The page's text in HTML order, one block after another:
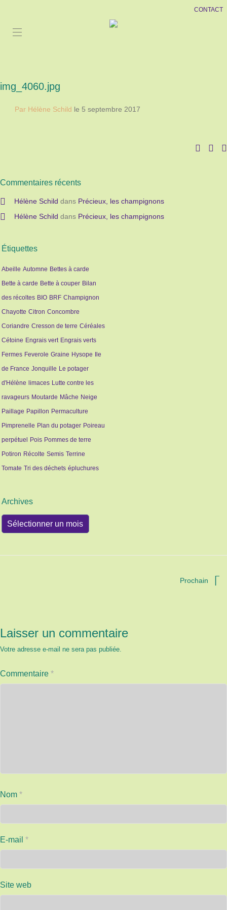
CONTACT
img_4060.jpg
Par Hélène Schild le 5 septembre 2017
Commentaires récents
Hélène Schild dans Précieux, les champignons
Hélène Schild dans Précieux, les champignons
Étiquettes
Abeille Automne Bettes à carde
Bette à carde Bette à couper Bilan
des récoltes BIO BRF Champignon
Chayotte Citron Concombre
Coriandre Cresson de terre Céréales
Cétoine Engrais vert Engrais verts
Fermes Feverole Graine Hysope
Ile
de France Jonquille Le potager
d'Hélène limaces Lutte contre les
ravageurs Moutarde Mâche Neige
Paillage Papillon Permaculture
Pimprenelle Plan du potager Poireau
perpétuel
Pois Pommes de terre
Potiron Récolte Semis Terrine
Tomate Tri des déchets épluchures
Archives
Archives
Prochain
Laisser un commentaire
Votre adresse e-mail ne sera pas publiée.
Commentaire *
Nom *
E-mail *
Site web